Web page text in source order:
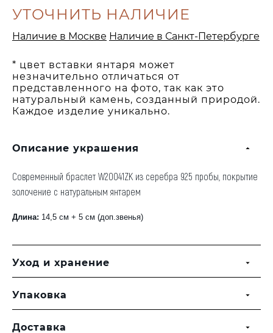
* цвет вставки янтаря может
незначительно отличаться от
представленного на фото, так как это
натуральный камень, созданный природой.
Каждое изделие уникально.
Описание украшения
Современный браслет W20041ZK из серебра 925 пробы, покрытие
золочение с натуральным янтарем
Длина: 14,5 см + 5 см (доп.звенья)
Уход и хранение
Упаковка
Доставка
УТОЧНИТЬ НАЛИЧИЕ
Наличие в Москве Наличие в Санкт-Петербурге